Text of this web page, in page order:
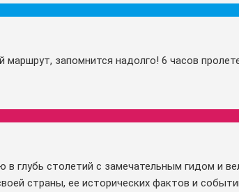
маршрут, запомнится надолго! 6 часов
глубь столетий с замечательным гидом и
страны, ее исторических фактов и